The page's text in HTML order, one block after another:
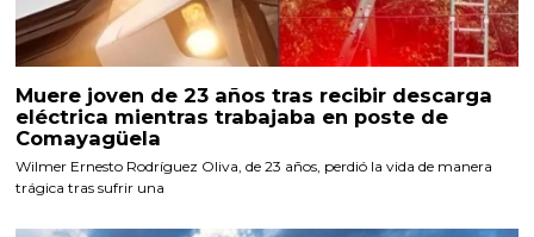
Muere joven de 23 años tras recibir descarga
eléctrica mientras trabajaba en poste de
Comayagüela
Wilmer Ernesto Rodríguez Oliva, de 23 años, perdió la vida de manera
trágica tras sufrir una